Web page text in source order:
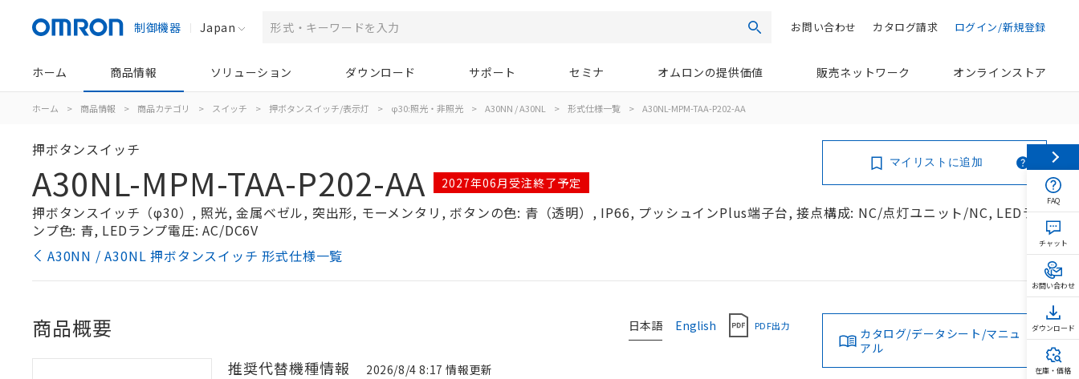
制御機器 Japan 検索 ログイン/新規登録
カタログ請求
お問い合わせ
ホーム 商品情報 ソリューション ダウンロード サポート セミナ オムロンの提供価値 販売ネットワーク オンラインストア
ホーム > 商品情報 > 商品カテゴリ > スイッチ > 押ボタンスイッチ/表示灯 > φ30:照光・非照光 > A30NN / A30NL > 形式仕様一覧 > A30NL-MPM-TAA-P202-AA
押ボタンスイッチ
A30NL-MPM-TAA-P202-AA 2027年06月受注終了予定
押ボタンスイッチ（φ30）, 照光, 金属ベゼル, 突出形, モーメンタリ, ボタンの色: 青（透明）, IP66, プッシュインPlus端子台, 接点構成: NC/点灯ユニット/NC, LEDラ
ンプ色: 青, LEDランプ電圧: AC/DC6V
A30NN / A30NL 押ボタンスイッチ 形式仕様一覧
マイリストに追加
日本語 English PDF出力
商品概要
推奨代替機種情報 2026/8/4 8:17 情報更新
カタログ/データシート/マニュ
アル
FAQ
チャット
お問い合わせ
ダウンロード
在庫・価格